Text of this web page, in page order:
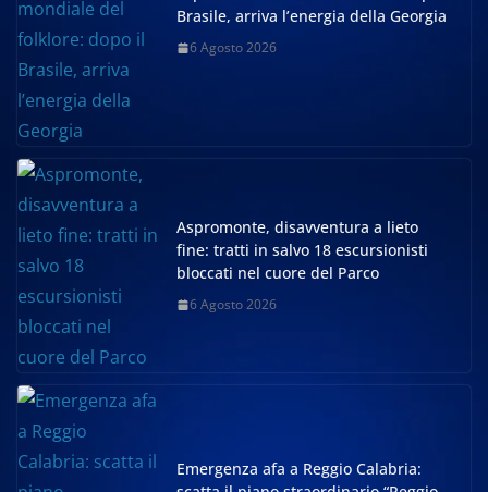
Brasile, arriva l’energia della Georgia
6 Agosto 2026
Aspromonte, disavventura a lieto
fine: tratti in salvo 18 escursionisti
bloccati nel cuore del Parco
6 Agosto 2026
Emergenza afa a Reggio Calabria: